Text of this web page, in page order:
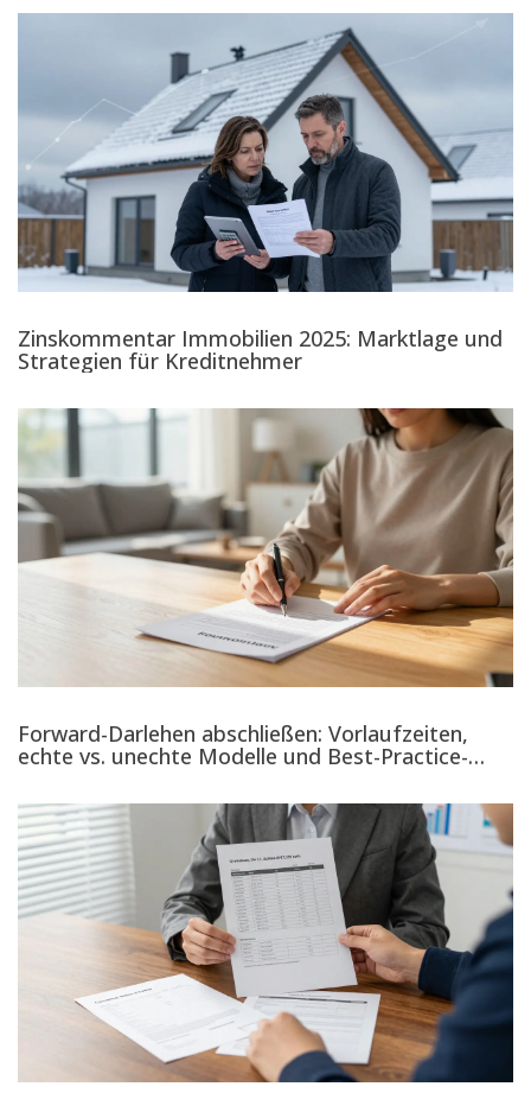
Zinskommentar Immobilien 2025: Marktlage und
Strategien für Kreditnehmer
Forward-Darlehen abschließen: Vorlaufzeiten,
echte vs. unechte Modelle und Best-Practice-